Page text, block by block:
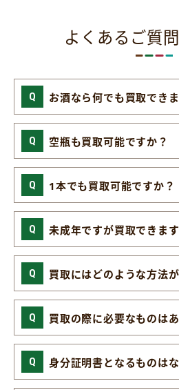
よくあるご質
お酒なら何でも買取でき
空瓶も買取可能ですか？
1本でも買取可能ですか？
未成年ですが買取できま
買取にはどのような方法
買取の際に必要なものは
身分証明書となるものは